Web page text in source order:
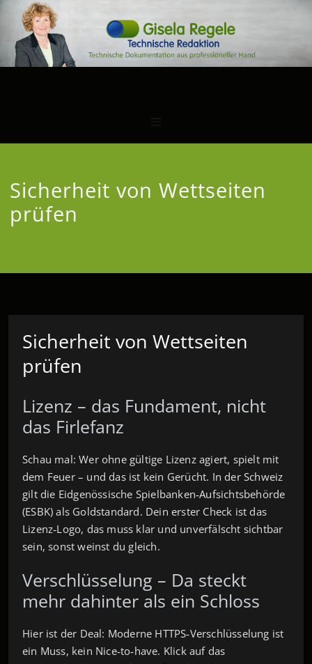
Sicherheit von Wettseiten
prüfen
Sicherheit von Wettseiten
prüfen
Lizenz – das Fundament, nicht
das Firlefanz
Schau mal: Wer ohne gültige Lizenz agiert, spielt mit
dem Feuer – und das ist kein Gerücht. In der Schweiz
gilt die Eidgenössische Spielbanken‑Aufsichtsbehörde
(ESBK) als Goldstandard. Dein erster Check ist das
Lizenz‑Logo, das muss klar und unverfälscht sichtbar
sein, sonst weinst du gleich.
Verschlüsselung – Da steckt
mehr dahinter als ein Schloss
Hier ist der Deal: Moderne HTTPS‑Verschlüsselung ist
ein Muss, kein Nice‑to‑have. Klick auf das